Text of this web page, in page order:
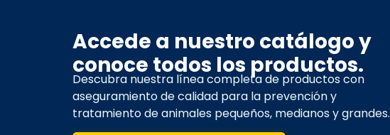
Accede a nuestro catálogo y
conoce todos los productos.
Descubra nuestra línea completa de productos con
aseguramiento de calidad para la prevención y
tratamiento de animales pequeños, medianos y grandes.